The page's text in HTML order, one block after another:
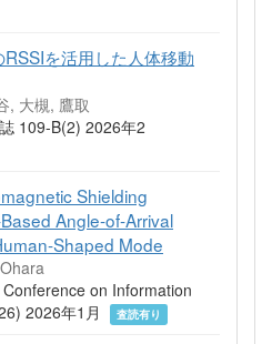
を活用した人体移動
, 大槻, 鷹取
109-B(2) 2026年2
Shielding
Angle-of-Arrival
Shaped Mode
on Information
2026年1月
査読有り